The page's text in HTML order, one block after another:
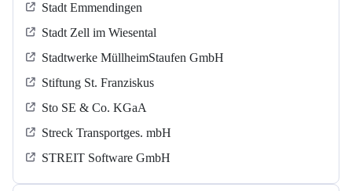
Stadt Emmendingen
Stadt Zell im Wiesental
Stadtwerke MüllheimStaufen GmbH
Stiftung St. Franziskus
Sto SE & Co. KGaA
Streck Transportges. mbH
STREIT Software GmbH